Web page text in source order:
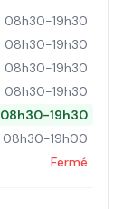
08h30-19h30
08h30-19h30
08h30-19h30
08h30-19h30
08h30-19h30
08h30-19h00
Fermé